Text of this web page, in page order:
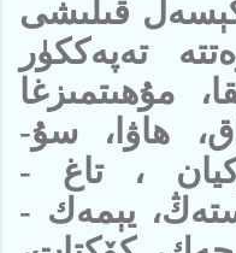
كېسەل قىلىشى
تەپەككۈر
مۇھىتمىزغا
ھاۋا، سۇ-
، تاغ -
يېمەك -